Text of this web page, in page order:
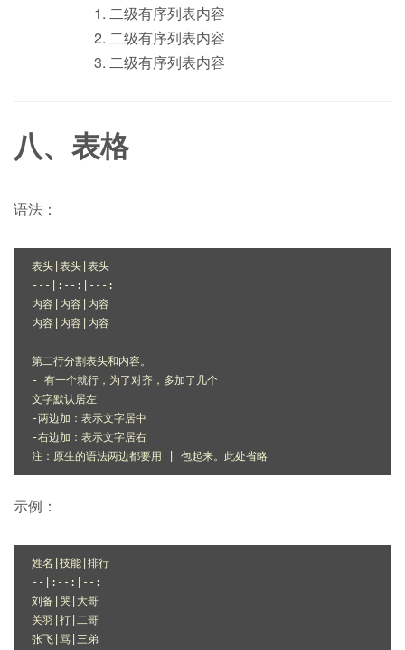
二级有序列表内容
二级有序列表内容
二级有序列表内容
八、表格
语法：
表头 |表头| 表头
--- |:--:|
---:
内容 |内容| 内容
内容 |内容| 内容
第二行分割表头和内容。
- 有一个就行，为了对齐，多加了几个
文字默认居左
-两边加：表示文字居中
-右边加：表示文字居右
注：原生的语法两边都要用
示例：
姓名 |技能| 排行
-- |:--:|
--:
刘备 |哭| 大哥
关羽 |打| 二哥
张飞 |骂|